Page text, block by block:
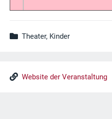
Theater, Kinder
Website der Veranstaltung